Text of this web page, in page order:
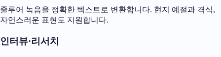
줄루어 녹음을 정확한 텍스트로 변환합니다. 현지 예절과 격식,
자연스러운 표현도 지원합니다.
인터뷰·리서치